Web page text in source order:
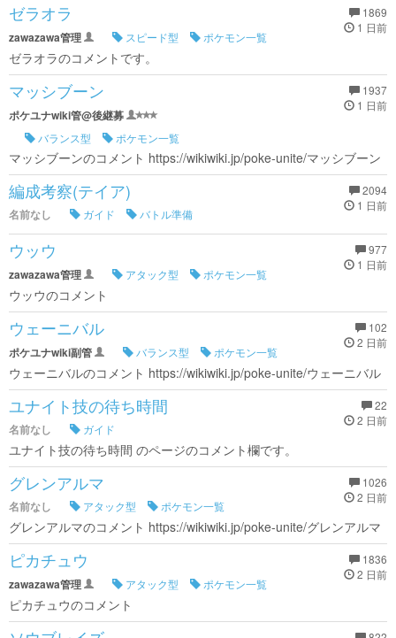
1869
1 日前
ゼラオラ
zawazawa管理 スピード型 ポケモン一覧
ゼラオラのコメントです。
1937
1 日前
マッシブーン
ポケユナwiki管@後継募
バランス型 ポケモン一覧
マッシブーンのコメント https://wikiwiki.jp/poke-unite/マッシブーン
2094
1 日前
編成考察(テイア)
名前なし ガイド バトル準備
977
1 日前
ウッウ
zawazawa管理 アタック型 ポケモン一覧
ウッウのコメント
102
2 日前
ウェーニバル
ポケユナwiki副管 バランス型 ポケモン一覧
ウェーニバルのコメント https://wikiwiki.jp/poke-unite/ウェーニバル
22
2 日前
ユナイト技の待ち時間
名前なし ガイド
ユナイト技の待ち時間 のページのコメント欄です。
1026
2 日前
グレンアルマ
名前なし アタック型 ポケモン一覧
グレンアルマのコメント https://wikiwiki.jp/poke-unite/グレンアルマ
1836
2 日前
ピカチュウ
zawazawa管理 アタック型 ポケモン一覧
ピカチュウのコメント